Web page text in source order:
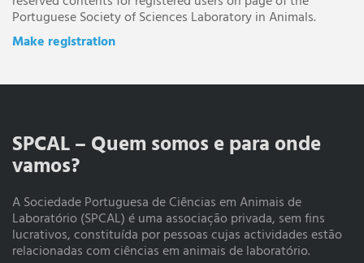
Portuguese Society of Sciences Laboratory in Animals.
Make registration
SPCAL – Quem somos e para onde
vamos?
A Sociedade Portuguesa de Ciências em Animais de
Laboratório (SPCAL) é uma associação privada, sem fins
lucrativos, constituída por pessoas cujas actividades estão
relacionadas com ciências em animais de laboratório.